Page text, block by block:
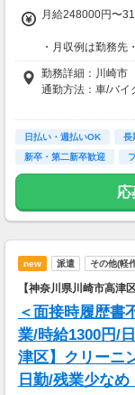
月給248000円〜
・月収例は勤務先
り変動します
・各種手当あり（
務がある場合は深
■日払い制度（新
・最短5分で働い
・スマホからカン
・1,000円単位で
■交通費 上限
り
勤務詳細：川崎市
通勤方法：車/バイ
※構内の（無料）
※募集の勤務地は
ご希望の地域や条
日払い・週払いOK 長
新卒・第二新卒歓迎
学歴不問
応
new 派遣 その他(軽
【神奈川県川崎市高
＜面接時履歴書
業/時給1300円/
津区】クリーニ
日勤/残業少な